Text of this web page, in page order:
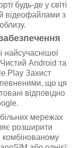
будь-де у світі
відеофайлами з
Android та
Play Захист
що ця
відповідно
мережах
розширити
комбінованому